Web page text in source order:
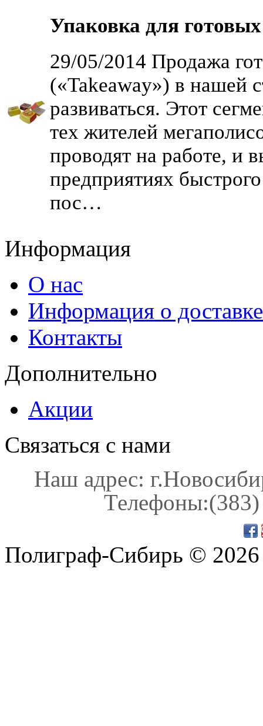
Упаковка для
29/05/2014 Продажа
(«Takeaway») в нашей
развиваться. Этот
тех жителей
проводят на работе, и
предприятиях
пос…
Информация
О нас
Информация о доставке
Контакты
Дополнительно
Акции
Связаться с нами
Наш адрес:
Полиграф-Сибирь © 2026